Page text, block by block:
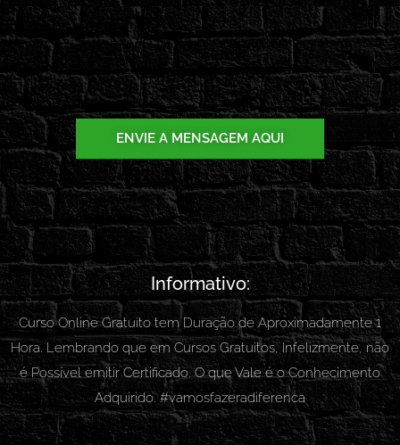
Envie uma Mensagem!
(11) 98986-9800
ENVIE A MENSAGEM AQUI
Informativo:
Curso Online Gratuito tem Duração de Aproximadamente 1
Hora. Lembrando que em Cursos Gratuitos, Infelizmente, não
é Possível emitir Certificado. O que Vale é o Conhecimento
Adquirido. #vamosfazeradiferenca